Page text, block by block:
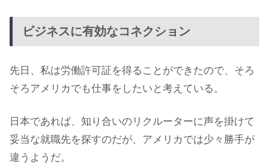
ビジネスに有効なコネクション
先日、私は労働許可証を得ることができたので、そろ
そろアメリカでも仕事をしたいと考えている。
日本であれば、知り合いのリクルーターに声を掛けて
妥当な就職先を探すのだが、アメリカでは少々勝手が
違うようだ。